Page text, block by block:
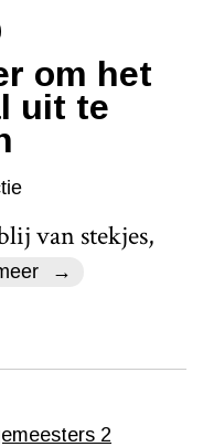
om het
uit te
van stekjes,